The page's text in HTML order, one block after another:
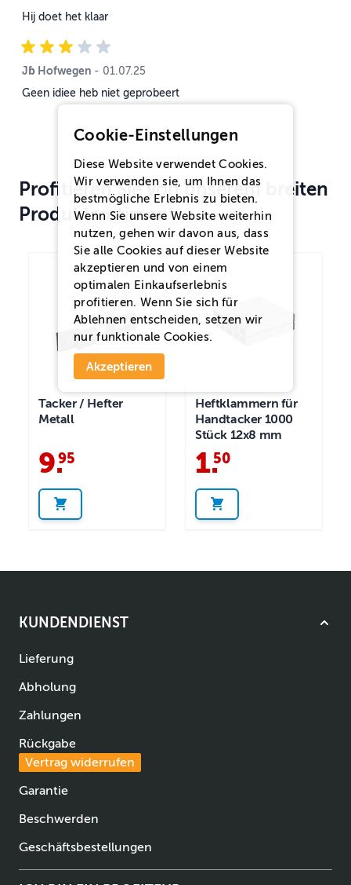
Hij doet het klaar
Jɓ Hofwegen - 1. Juli 2025
01.07.25
Geen idiee heb niet geprobeert
Profitieren Sie von unserem breiten
Produktsortiment
Tacker / Hefter
Metall
9.
95
Heftklammern für
Handtacker 1000
Stück 12x8 mm
1.
50
KUNDENDIENST
Lieferung
Abholung
Zahlungen
Rückgabe
Vertrag widerrufen
Garantie
Beschwerden
Geschäftsbestellungen
Cookie-Einstellungen
Diese Website verwendet Cookies.
Wir verwenden sie, um Ihnen das
bestmögliche Erlebnis zu bieten.
Wenn Sie unsere Website weiterhin
nutzen, gehen wir davon aus, dass
Sie alle Cookies auf dieser Website
akzeptieren und von einem
optimalen Einkaufserlebnis
profitieren. Wenn Sie sich für
Ablehnen entscheiden, setzen wir
nur funktionale Cookies.
Akzeptieren